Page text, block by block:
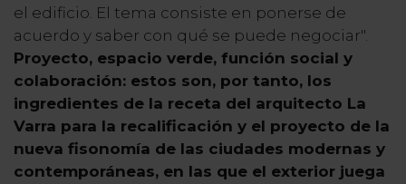
el edificio. El tema consiste en ponerse de
acuerdo y saber con qué se puede negociar".
Proyecto, espacio verde, función social y
colaboración: estos son, por tanto, los
ingredientes de la receta del arquitecto La
Varra para la recalificación y el proyecto de la
nueva fisonomía de las ciudades modernas y
contemporáneas, en las que el exterior juega